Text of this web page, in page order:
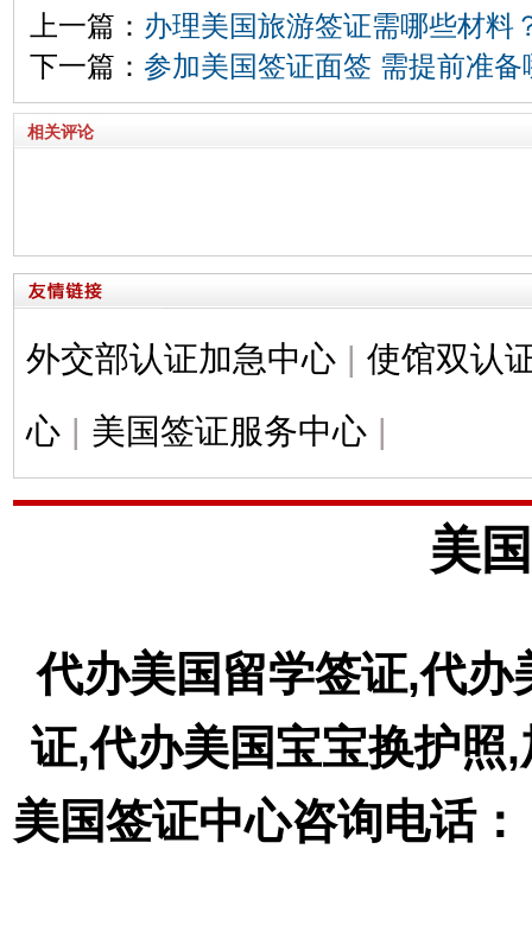
上一篇： 办理美国旅游签证需哪些材料
下一篇： 参加美国签证面签 需提前准备
相关评论
外交部认证加急中心 | 使馆双认
心 | 美国签证服务中心 |
美国
代办美国留学签证,代
证,代办美国宝宝换护照
美国签证中心咨询电话